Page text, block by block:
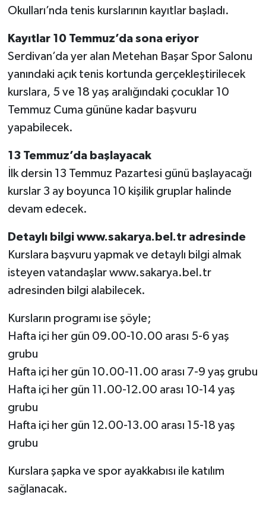
Okulları’nda tenis kurslarının kayıtlar başladı.
Kayıtlar 10 Temmuz’da sona eriyor
Serdivan’da yer alan Metehan Başar Spor Salonu
yanındaki açık tenis kortunda gerçekleştirilecek
kurslara, 5 ve 18 yaş aralığındaki çocuklar 10
Temmuz Cuma gününe kadar başvuru
yapabilecek.
13 Temmuz’da başlayacak
İlk dersin 13 Temmuz Pazartesi günü başlayacağı
kurslar 3 ay boyunca 10 kişilik gruplar halinde
devam edecek.
Detaylı bilgi www.sakarya.bel.tr adresinde
Kurslara başvuru yapmak ve detaylı bilgi almak
isteyen vatandaşlar www.sakarya.bel.tr
adresinden bilgi alabilecek.
Kursların programı ise şöyle;
Hafta içi her gün 09.00-10.00 arası 5-6 yaş
grubu
Hafta içi her gün 10.00-11.00 arası 7-9 yaş grubu
Hafta içi her gün 11.00-12.00 arası 10-14 yaş
grubu
Hafta içi her gün 12.00-13.00 arası 15-18 yaş
grubu
Kurslara şapka ve spor ayakkabısı ile katılım
sağlanacak.